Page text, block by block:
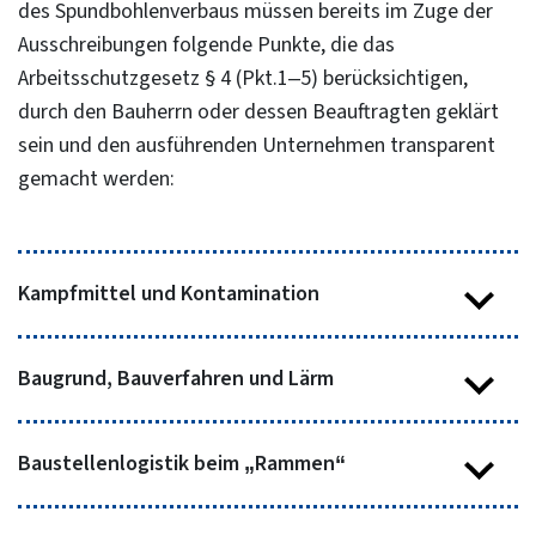
des Spundbohlenverbaus müssen bereits im Zuge der
Ausschreibungen folgende Punkte, die das
Arbeitsschutzgesetz § 4 (Pkt.1–5) berücksichtigen,
durch den Bauherrn oder dessen Beauftragten geklärt
sein und den ausführenden Unternehmen transparent
gemacht werden:
Kampfmittel und Kontamination
Besteht Kampfmittelfreiheit auch für Ankerlagen,
die das Baufeld überschreiten?
Welches Räumziel gab es bei der
Kampfmittelsondierung im Bereich der
Baugrund, Bauverfahren und Lärm
Ist die Standsicherheit von Spezialtiefbaugeräten
gegeben?
Baustellenlogistik beim „Rammen“